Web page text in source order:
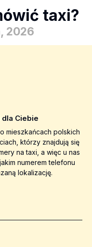
taxi?
2026
Ciebie
mieszkańcach polskich
którzy znajdują się
na taxi, a więc u nas
numerem telefonu
lokalizację.